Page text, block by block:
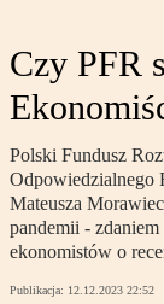
Czy PFR
Polski Fundusz
Odpowiedzialnego
Mateusza
pandemii -
ekonomistów o
Publikacja: 12.12.2023 22:52